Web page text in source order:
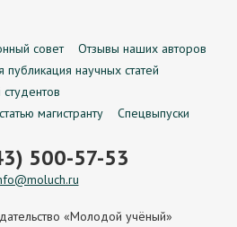
совет
Отзывы наших авторов
публикация научных статей
магистранту
Спецвыпуски
500-57-53
«Молодой учёный»